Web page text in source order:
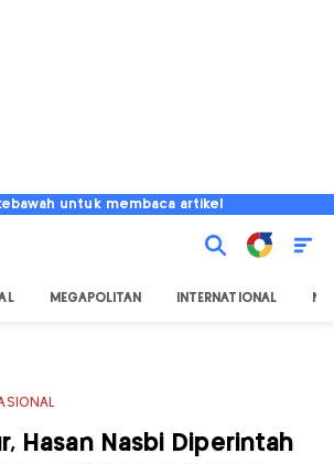
untuk membaca artikel
MEGAPOLITAN INTERNATIONAL
Hasan Nasbi Diperintah